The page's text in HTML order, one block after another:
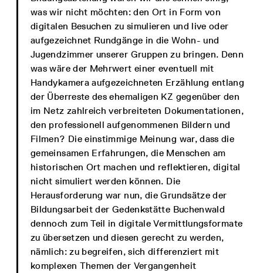
was wir nicht möchten: den Ort in Form von
digitalen Besuchen zu simulieren und live oder
aufgezeichnet Rundgänge in die Wohn- und
Jugendzimmer unserer Gruppen zu bringen. Denn
was wäre der Mehrwert einer eventuell mit
Handykamera aufgezeichneten Erzählung entlang
der Überreste des ehemaligen KZ gegenüber den
im Netz zahlreich verbreiteten Dokumentationen,
den professionell aufgenommenen Bildern und
Filmen? Die einstimmige Meinung war, dass die
gemeinsamen Erfahrungen, die Menschen am
historischen Ort machen und reflektieren, digital
nicht simuliert werden können. Die
Herausforderung war nun, die Grundsätze der
Bildungsarbeit der Gedenkstätte Buchenwald
dennoch zum Teil in digitale Vermittlungsformate
zu übersetzen und diesen gerecht zu werden,
nämlich: zu begreifen, sich differenziert mit
komplexen Themen der Vergangenheit